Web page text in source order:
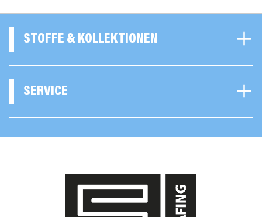
STOFFE & KOLLEKTIONEN
SERVICE